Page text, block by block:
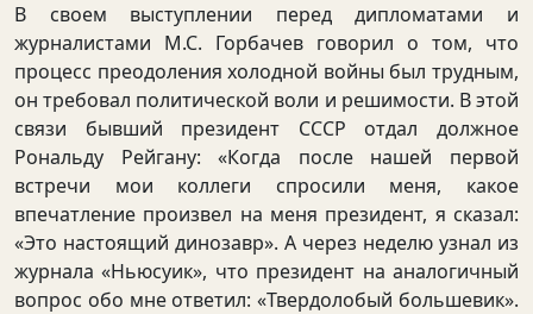
В своем выступлении перед дипломатами и
журналистами М.С. Горбачев говорил о том, что
процесс преодоления холодной войны был трудным,
он требовал политической воли и решимости. В этой
связи бывший президент СССР отдал должное
Рональду Рейгану: «Когда после нашей первой
встречи мои коллеги спросили меня, какое
впечатление произвел на меня президент, я сказал:
«Это настоящий динозавр». А через неделю узнал из
журнала «Ньюсуик», что президент на аналогичный
вопрос обо мне ответил: «Твердолобый большевик».